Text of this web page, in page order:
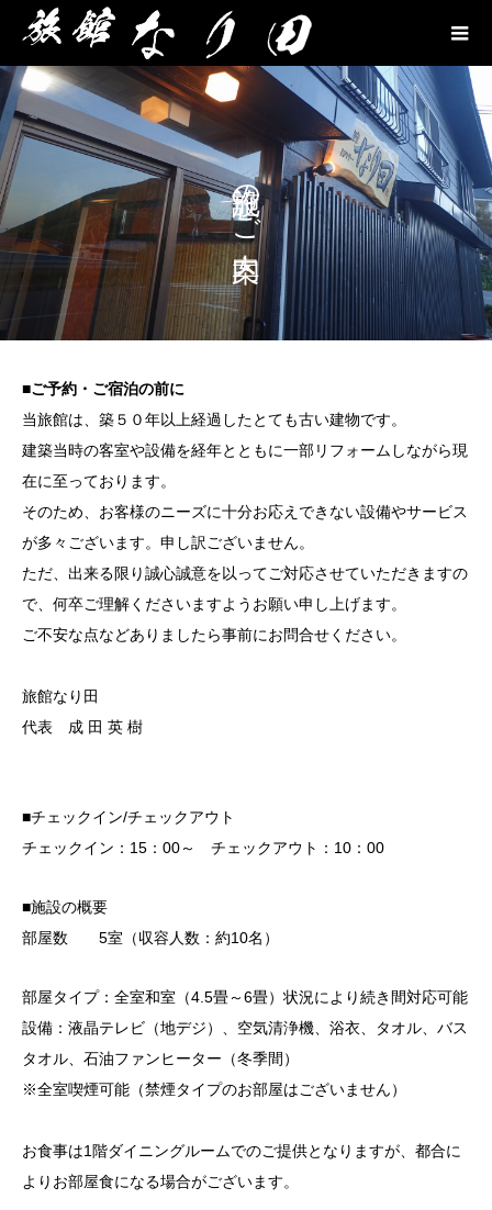
施設のご案内
■ご予約・ご宿泊の前に
当旅館は、築５０年以上経過したとても古い建物です。
建築当時の客室や設備を経年とともに一部リフォームしながら現
在に至っております。
そのため、お客様のニーズに十分お応えできない設備やサービス
が多々ございます。申し訳ございません。
ただ、出来る限り誠心誠意を以ってご対応させていただきますの
で、何卒ご理解くださいますようお願い申し上げます。
ご不安な点などありましたら事前にお問合せください。
旅館なり田
代表 成 田 英 樹
■チェックイン/チェックアウト
チェックイン：15：00～ チェックアウト：10：00
■施設の概要
部屋数 5室（収容人数：約10名）
部屋タイプ：全室和室（4.5畳～6畳）状況により続き間対応可能
設備：液晶テレビ（地デジ）、空気清浄機、浴衣、タオル、バス
タオル、石油ファンヒーター（冬季間）
※全室喫煙可能（禁煙タイプのお部屋はございません）
お食事は1階ダイニングルームでのご提供となりますが、都合に
よりお部屋食になる場合がございます。